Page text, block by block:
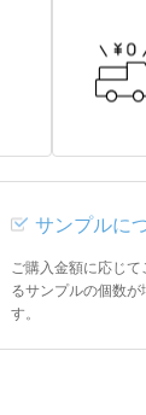
サンプルに
ご購入金額に応じて
るサンプルの個数が
す。